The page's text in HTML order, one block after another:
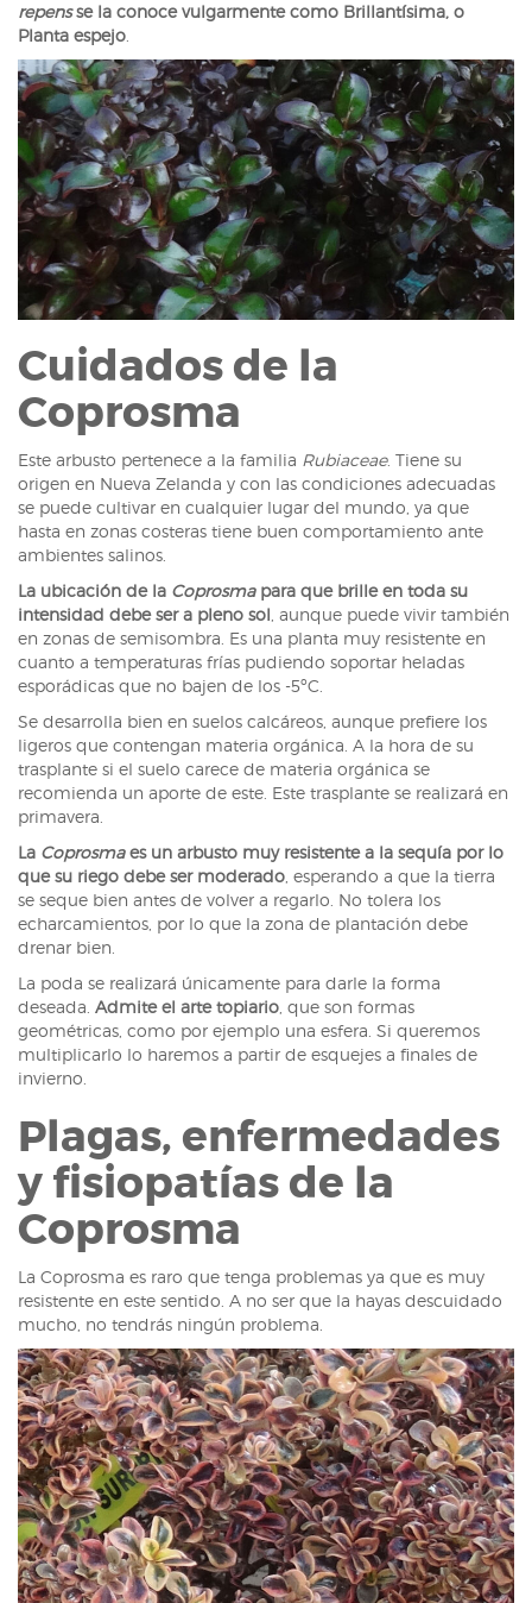
repensse la conoce vulgarmente como Brillantísima, o
Planta espejo.
Cuidados de la
Coprosma
Este arbusto pertenece a la familia Rubiaceae. Tiene su
origen en Nueva Zelanda y con las condiciones adecuadas
se puede cultivar en cualquier lugar del mundo, ya que
hasta en zonas costeras tiene buen comportamiento ante
ambientes salinos.
La ubicación de la Coprosmapara que brille en toda su
intensidad debe ser a pleno sol , aunque puede vivir también
en zonas de semisombra. Es una planta muy resistente en
cuanto a temperaturas frías pudiendo soportar heladas
esporádicas que no bajen de los -5ºC.
Se desarrolla bien en suelos calcáreos, aunque prefiere los
ligeros que contengan materia orgánica. A la hora de su
trasplante si el suelo carece de materia orgánica se
recomienda un aporte de este. Este trasplante se realizará en
primavera.
La Coprosmaes un arbusto muy resistente a la sequía por lo
que su riego debe ser moderado , esperando a que la tierra
se seque bien antes de volver a regarlo. No tolera los
echarcamientos, por lo que la zona de plantación debe
drenar bien.
La poda se realizará únicamente para darle la forma
deseada. Admite el arte topiario , que son formas
geométricas, como por ejemplo una esfera. Si queremos
multiplicarlo lo haremos a partir de esquejes a finales de
invierno.
Plagas, enfermedades
y fisiopatías de la
Coprosma
La Coprosma es raro que tenga problemas ya que es muy
resistente en este sentido. A no ser que la hayas descuidado
mucho, no tendrás ningún problema.